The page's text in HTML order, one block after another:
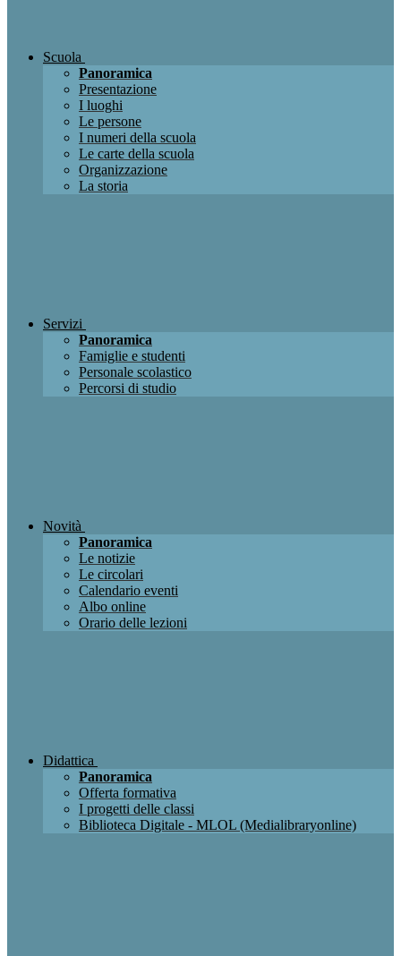
Scuola
Panoramica
Presentazione
I luoghi
Le persone
I numeri della scuola
Le carte della scuola
Organizzazione
La storia
Servizi
Panoramica
Famiglie e studenti
Personale scolastico
Percorsi di studio
Novità
Panoramica
Le notizie
Le circolari
Calendario eventi
Albo online
Orario delle lezioni
Didattica
Panoramica
Offerta formativa
I progetti delle classi
Biblioteca Digitale - MLOL (Medialibraryonline)